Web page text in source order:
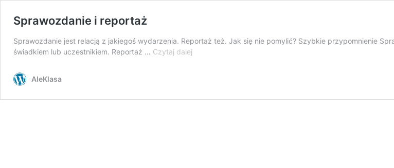
Sprawozdanie i reportaż
Sprawozdanie jest relacją z jakiegoś wydarzenia. Reportaż też. Jak się nie pomylić? Szybkie przypomnienie
świadkiem lub uczestnikiem. Reportaż … Czytaj dalej
AleKlasa